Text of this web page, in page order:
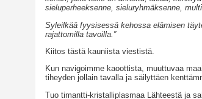
sieluperheeksenne, sieluryhmäksenne,
Syleilkää fyysisessä kehossa elämisen
rajattomilla tavoilla.”
Kiitos tästä kauniista viestistä.
Kun navigoimme kaoottista, muuttuvaa
tiheyden jollain tavalla ja säilyttäen
Tuo timantti-kristalliplasmaa Lähteestä ja